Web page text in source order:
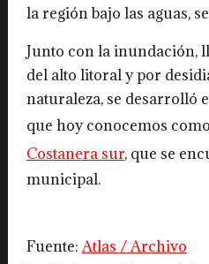
la región bajo las aguas,
Junto con la inundación,
del alto litoral y por
naturaleza, se desarrolló
que hoy conocemos
Costanera sur, que se
municipal.
Fuente:Atlas / Archivo